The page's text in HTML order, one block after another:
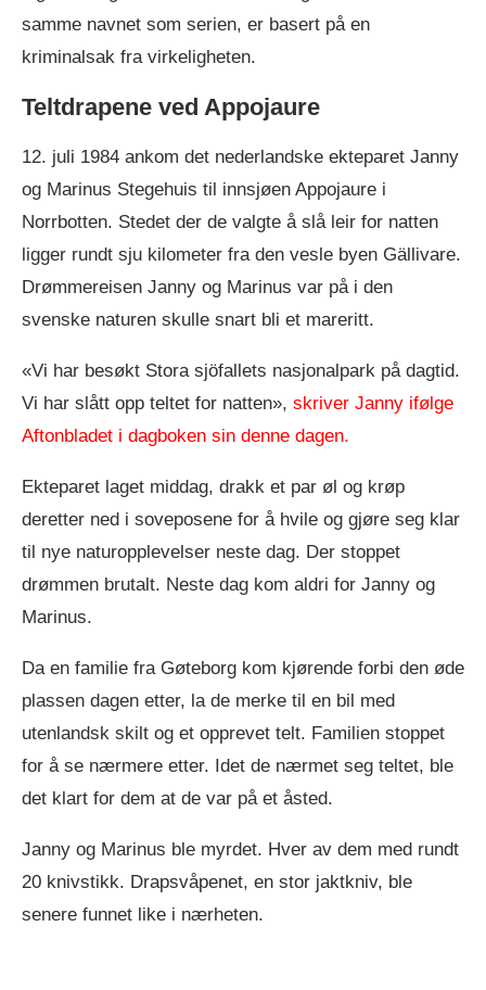
samme navnet som serien, er basert på en
kriminalsak fra virkeligheten.
Teltdrapene ved Appojaure
12. juli 1984 ankom det nederlandske ekteparet Janny
og Marinus Stegehuis til innsjøen Appojaure i
Norrbotten. Stedet der de valgte å slå leir for natten
ligger rundt sju kilometer fra den vesle byen Gällivare.
Drømmereisen Janny og Marinus var på i den
svenske naturen skulle snart bli et mareritt.
«Vi har besøkt Stora sjöfallets nasjonalpark på dagtid.
Vi har slått opp teltet for natten», skriver Janny ifølge
Aftonbladet i dagboken sin denne dagen.
Ekteparet laget middag, drakk et par øl og krøp
deretter ned i soveposene for å hvile og gjøre seg klar
til nye naturopplevelser neste dag. Der stoppet
drømmen brutalt. Neste dag kom aldri for Janny og
Marinus.
Da en familie fra Gøteborg kom kjørende forbi den øde
plassen dagen etter, la de merke til en bil med
utenlandsk skilt og et opprevet telt. Familien stoppet
for å se nærmere etter. Idet de nærmet seg teltet, ble
det klart for dem at de var på et åsted.
Janny og Marinus ble myrdet. Hver av dem med rundt
20 knivstikk. Drapsvåpenet, en stor jaktkniv, ble
senere funnet like i nærheten.